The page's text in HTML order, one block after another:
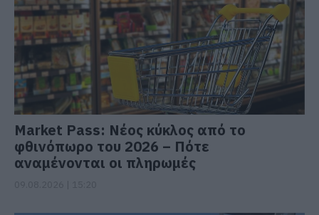
Market Pass: Νέος κύκλος από το
φθινόπωρο του 2026 – Πότε
αναμένονται οι πληρωμές